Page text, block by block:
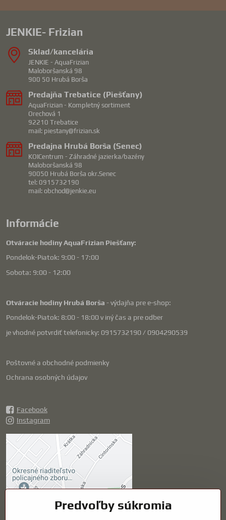
JENKIE- Frizian
Sklad/kancelária
JENKIE - AquaFrizian
Maloboršanská 98
900 50 Hrubá Borša
Predajňa Trebatice (Piešťany)
AquaFrizian - Kompletný sortiment
Orechová 1
92210 Trebatice
mail: piestany@frizian.sk
Predajna Hrubá Borša (Senec)
KOICentrum - Záhradné jazierka/bazény
Maloboršanská 98
90050 Hrubá Borša okr.Senec
tel: 0915732190
mail: obchod@jenkie.eu
Informácie
Otváracie hodiny AquaFrizian Piešťany:
Pondelok-Piatok: 9:00 - 17:00
Sobota: 9:00 - 12:00
Otváracie hodiny Hrubá Borša - výdajňa pre e-shop:
Pondelok-Piatok: 8:00 - 18:00 v iný čas a pre odber
je vhodné potvrdiť telefonicky: 0915732190 / 0904290539
Poštovné a obchodné podmienky
Ochrana osobných údajov
Facebook
Instagram
Externý obsah je
blokovaný Voľbami
súkromia
Prajete si načítať externý obsah?
Predvoľby súkromia